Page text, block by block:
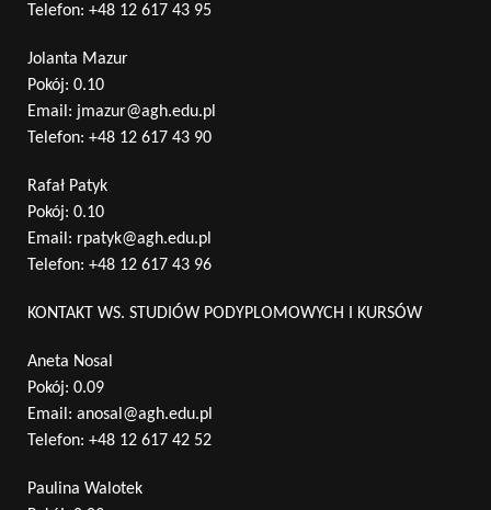
Telefon: +48 12 617 43 95
Jolanta Mazur
Pokój: 0.10
Email: jmazur@agh.edu.pl
Telefon: +48 12 617 43 90
Rafał Patyk
Pokój: 0.10
Email: rpatyk@agh.edu.pl
Telefon: +48 12 617 43 96
KONTAKT WS. STUDIÓW PODYPLOMOWYCH I KURSÓW
Aneta Nosal
Pokój: 0.09
Email: anosal@agh.edu.pl
Telefon: +48 12 617 42 52
Paulina Walotek